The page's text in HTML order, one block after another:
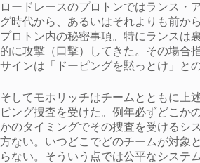
ロードレースのプロトンではランス・
グ時代から、あるいはそれよりも前か
プロトン内の秘密事項。特にランスは
的に攻撃（口撃）してきた。その場合
サインは「ドーピングを黙っとけ」との
そしてモホリッチはチームとともに上
ピング捜査を受けた。例年必ずどこか
かのタイミングでその捜査を受けるシ
方ない。いつどこでどのチームが対象
らない。そういう点では公平なシステ